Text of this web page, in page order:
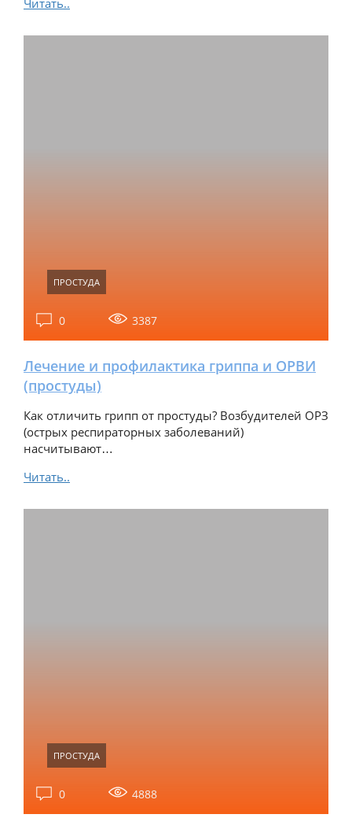
Читать..
ПРОСТУДА
0 3387
Лечение и профилактика гриппа и ОРВИ
(простуды)
Как отличить грипп от простуды? Возбудителей ОРЗ
(острых респираторных заболеваний)
насчитывают…
Читать..
ПРОСТУДА
0 4888